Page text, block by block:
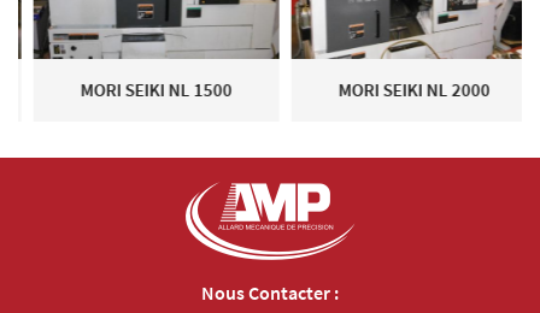
MORI SEIKI NL 1500 MORI SEIKI NL 2000
Nous Contacter :